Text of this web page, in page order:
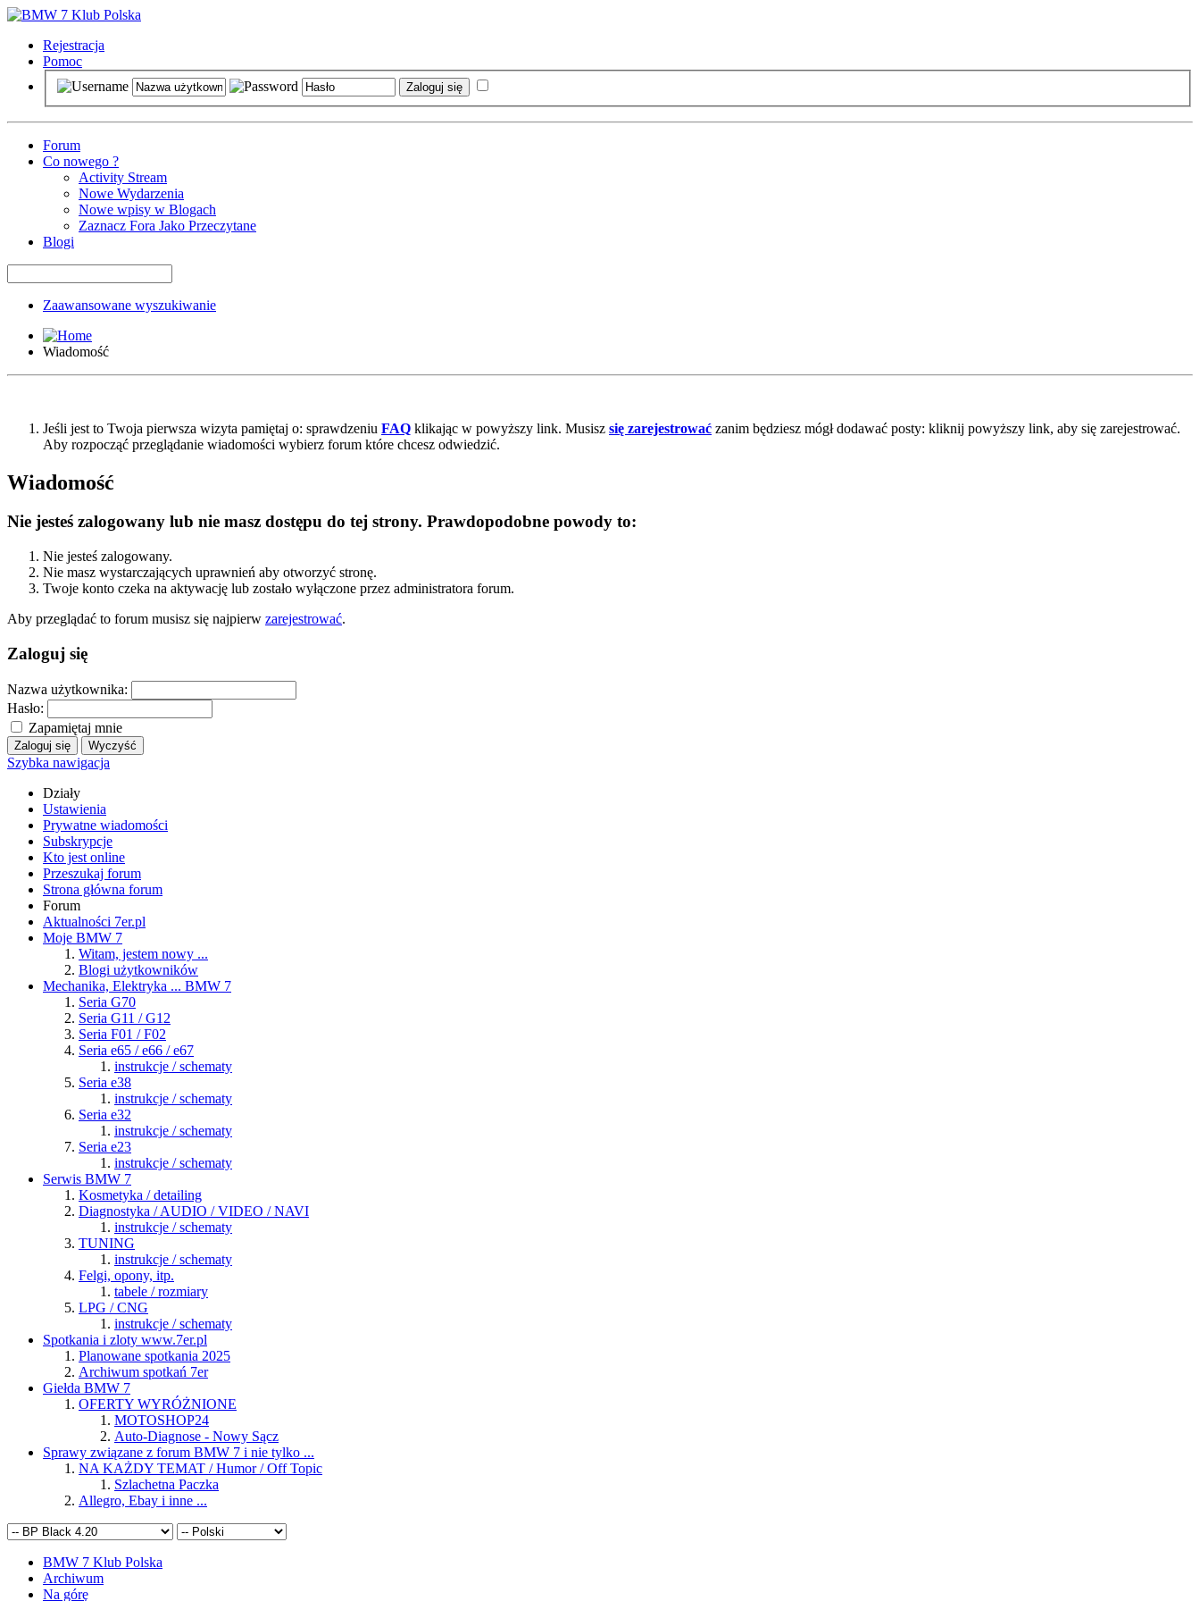
Rejestracja
Pomoc
Forum
Co nowego ?
Activity Stream
Nowe Wydarzenia
Nowe wpisy w Blogach
Zaznacz Fora Jako Przeczytane
Blogi
Zaawansowane wyszukiwanie
Wiadomość
Jeśli jest to Twoja pierwsza wizyta pamiętaj o: sprawdzeniu FAQ klikając w powyższy link. Musisz się zarejestrować zanim będziesz mógł dodawać posty: kliknij powyższy link, aby się zarejestrować.
Aby rozpocząć przeglądanie wiadomości wybierz forum które chcesz odwiedzić.
Wiadomość
Nie jesteś zalogowany lub nie masz dostępu do tej strony. Prawdopodobne powody to:
Nie jesteś zalogowany.
Nie masz wystarczających uprawnień aby otworzyć stronę.
Twoje konto czeka na aktywację lub zostało wyłączone przez administratora forum.
Aby przeglądać to forum musisz się najpierw zarejestrować.
Zaloguj się
Nazwa użytkownika:
Hasło:
Zapamiętaj mnie
Szybka nawigacja
Działy
Ustawienia
Prywatne wiadomości
Subskrypcje
Kto jest online
Przeszukaj forum
Strona główna forum
Forum
Aktualności 7er.pl
Moje BMW 7
Witam, jestem nowy ...
Blogi użytkowników
Mechanika, Elektryka ... BMW 7
Seria G70
Seria G11 / G12
Seria F01 / F02
Seria e65 / e66 / e67
instrukcje / schematy
Seria e38
instrukcje / schematy
Seria e32
instrukcje / schematy
Seria e23
instrukcje / schematy
Serwis BMW 7
Kosmetyka / detailing
Diagnostyka / AUDIO / VIDEO / NAVI
instrukcje / schematy
TUNING
instrukcje / schematy
Felgi, opony, itp.
tabele / rozmiary
LPG / CNG
instrukcje / schematy
Spotkania i zloty www.7er.pl
Planowane spotkania 2025
Archiwum spotkań 7er
Giełda BMW 7
OFERTY WYRÓŻNIONE
MOTOSHOP24
Auto-Diagnose - Nowy Sącz
Sprawy związane z forum BMW 7 i nie tylko ...
NA KAŻDY TEMAT / Humor / Off Topic
Szlachetna Paczka
Allegro, Ebay i inne ...
BMW 7 Klub Polska
Archiwum
Na górę